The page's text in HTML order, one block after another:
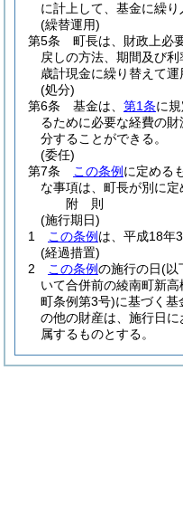
に計上して、基金に繰り
(繰替運用)
第5条
町長は、財政上必
戻しの方法、期間及び
歳計現金に繰り替えて運
(処分)
第6条
基金は、 第1条に
るために必要な経費の
分することができる。
(委任)
第7条
この条例 に定める
な事項は、町長が別に定
附 則
(施行期日)
1
この条例 は、平成18年
(経過措置)
2
この条例の施行の日(以
いて合併前の綾南町新
町条例第3号)に基づく基
の他の財産は、施行日に
属するものとする。